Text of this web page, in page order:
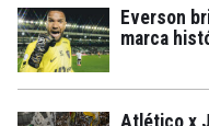
Everson
marca